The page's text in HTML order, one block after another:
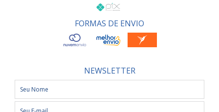
FORMAS DE ENVIO
NEWSLETTER